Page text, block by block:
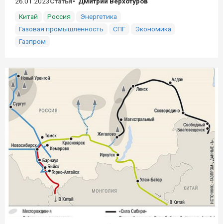
Китай
Россия
Энергетика
Газовая промышленность
СПГ
Экономика
Газпром